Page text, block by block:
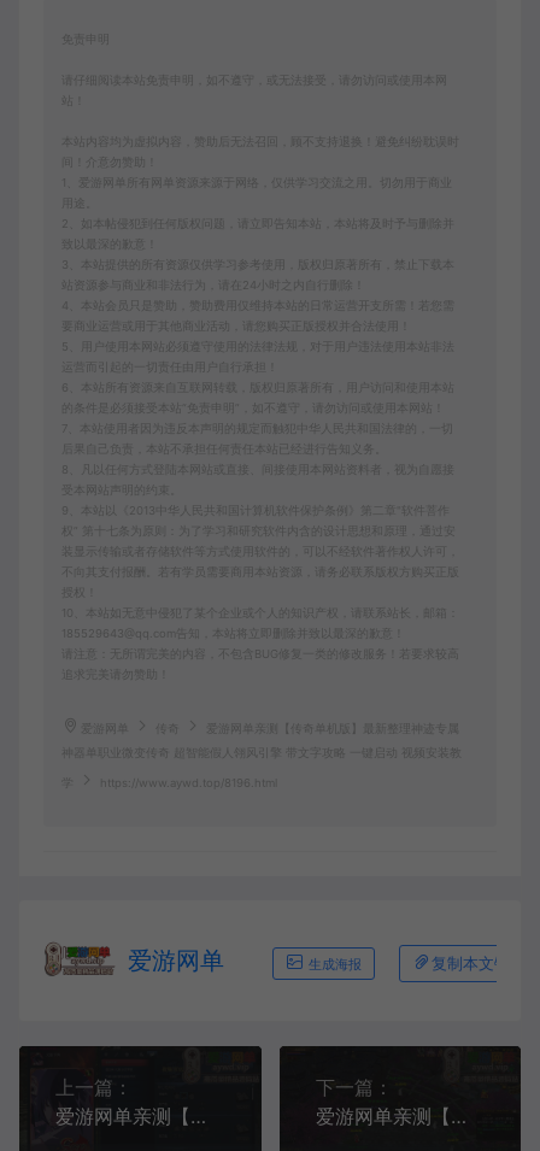
免责申明
请仔细阅读本站免责申明，如不遵守，或无法接受，请勿访问或使用本网
本站内容均为虚拟内容，赞助后无法召回，顾不支持退换！避免纠纷耽误时
间！介意勿赞助！
1、爱游网单所有网单资源来源于网络，仅供学习交流之用。切勿用于商业
2、如本帖侵犯到任何版权问题，请立即告知本站，本站将及时予与删除并
致以最深的歉意！
3、本站提供的所有资源仅供学习参考使用，版权归原著所有，禁止下载本
站资源参与商业和非法行为，请在24小时之内自行删除！
4、本站会员只是赞助，赞助费用仅维持本站的日常运营开支所需！若您需
要商业运营或用于其他商业活动，请您购买正版授权并合法使用！
5、用户使用本网站必须遵守使用的法律法规，对于用户违法使用本站非法
6、本站所有资源来自互联网转载，版权归原著所有，用户访问和使用本站
的条件是必须接受本站“免责申明”，如不遵守，请勿访问或使用本网站！
7、本站使用者因为违反本声明的规定而触犯中华人民共和国法律的，一切
后果自己负责，本站不承担任何责任本站已经进行告知义务。
8、凡以任何方式登陆本网站或直接、间接使用本网站资料者，视为自愿接
受本网站声明的约束。
9、本站以《2013中华人民共和国计算机软件保护条例》第二章"软件菩作
权” 第十七条为原则：为了学习和研究软件内含的设计思想和原理，通过安
装显示传输或者存储软件等方式使用软件的，可以不经软件著作权人许可，
不向其支付报酬。若有学员需要商用本站资源，请务必联系版权方购买正版
10、本站如无意中侵犯了某个企业或个人的知识产权，请联系站长，邮箱：
185529643@qq.com告知，本站将立即删除并致以最深的歉意！
请注意：无所谓完美的内容，不包含BUG修复一类的修改服务！若要求较高
追求完美请勿赞助！
爱游网单 传奇
爱游网单亲测【传奇单机版】最新整理神迹专属
神器单职业微变传奇 超智能假人翎风引擎 带文字攻略 一键启动 视频安装教
https://www.aywd.top/8196.html
爱游网单 生成海报 复制本文链接
上一篇：
爱游网单亲测【剑灵单机版】三系422三只羊超变 满内轻功 火影主体卡牌收集 属性时装 强力幻彩石 源端配套图文攻略掉落表 虚拟机端 视频教学
下一篇：
爱游网单亲测【天龙八部单机版】最新整理迷哥怀旧新版 带内辅 GM工具虚拟机一键端视频安装教学+手工端文本教学